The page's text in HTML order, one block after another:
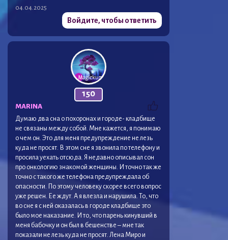
04.04.2025
Войдите, чтобы ответить
150
MARINA
Думаю два сна о похоронах и городе- кладбище
не связаны между собой. Мне кажется, я понимаю
о чем он. Это для меня предупреждение не лезь
куда не просят. В этом сне я звонила по телефону и
просила уехать отсюда. Я недавно описывал сон
про онкологию знакомой женщины. И точно так же
точно с такого же телефона предупреждала об
опасности. По этому человеку скорее всего вопрос
уже решен. Ее ждут. А я влезла и нарушила. То, что
во сне я с ней оказалась в городе кладбище это
было мое наказание. И то, что парень кинувший в
меня бабочку и он был в бешенстве – мне так
показали не лезь куда не просят. Лена Миро и